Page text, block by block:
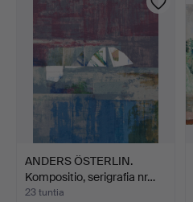
ANDERS ÖSTERLIN.
Kompositio, serigrafia nr…
23 tuntia